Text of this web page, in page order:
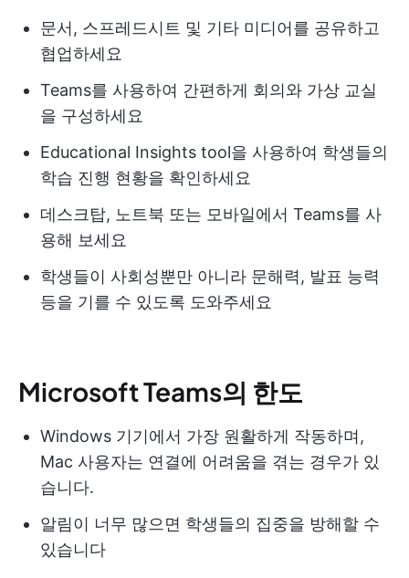
문서, 스프레드시트 및 기타 미디어를 공유하고
협업하세요
Teams를 사용하여 간편하게 회의와 가상 교실
을 구성하세요
Educational Insights tool을 사용하여 학생들의
학습 진행 현황을 확인하세요
데스크탑, 노트북 또는 모바일에서 Teams를 사
용해 보세요
학생들이 사회성뿐만 아니라 문해력, 발표 능력
등을 기를 수 있도록 도와주세요
Microsoft Teams의 한도
Windows 기기에서 가장 원활하게 작동하며,
Mac 사용자는 연결에 어려움을 겪는 경우가 있
습니다.
알림이 너무 많으면 학생들의 집중을 방해할 수
있습니다